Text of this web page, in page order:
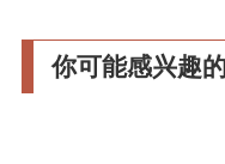
你可能感兴趣